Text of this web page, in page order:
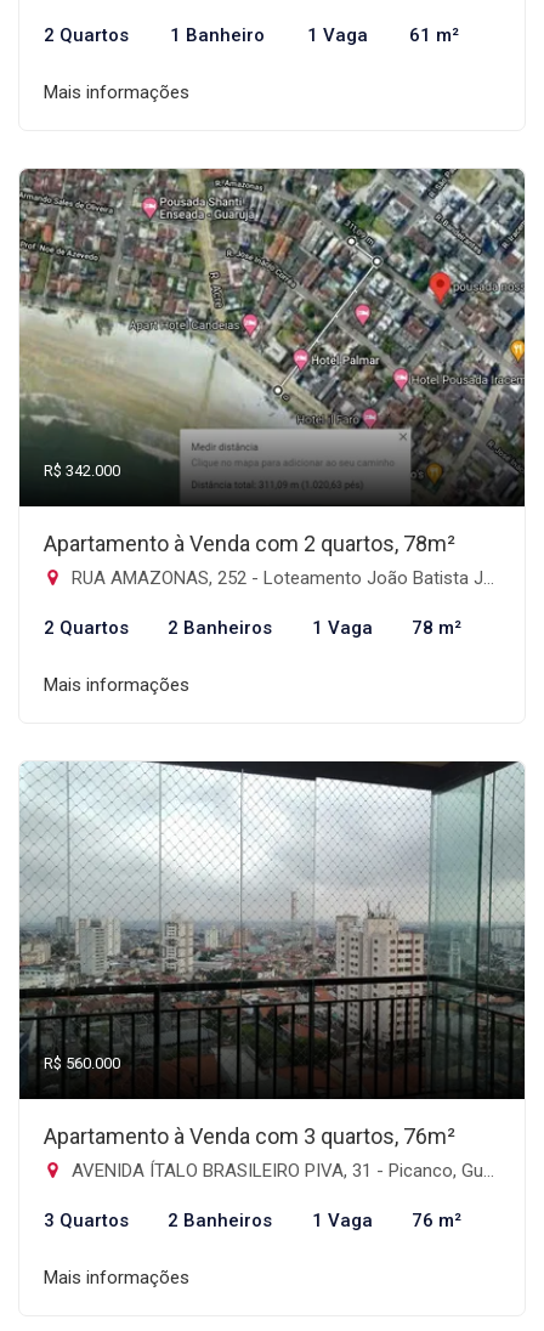
2 Quartos 1 Banheiro 1 Vaga 61 m²
Mais informações
R$ 342.000
Apartamento à Venda com 2 quartos, 78m²
RUA AMAZONAS, 252 - Loteamento João Batista Julião, Guarujá-SP
2 Quartos 2 Banheiros 1 Vaga 78 m²
Mais informações
R$ 560.000
Apartamento à Venda com 3 quartos, 76m²
AVENIDA ÍTALO BRASILEIRO PIVA, 31 - Picanco, Guarulhos-SP
3 Quartos 2 Banheiros 1 Vaga 76 m²
Mais informações